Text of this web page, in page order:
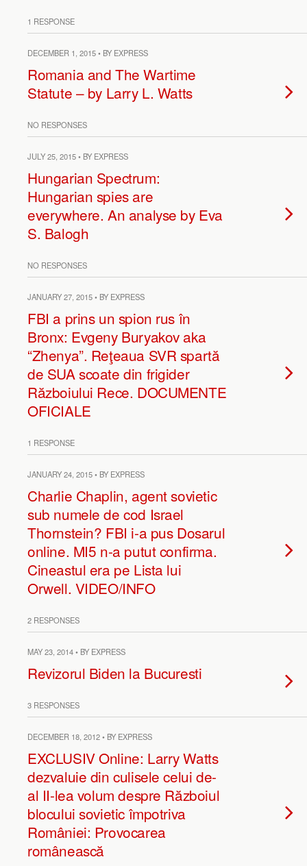
1 RESPONSE
DECEMBER 1, 2015 • BY EXPRESS
Romania and The Wartime
Statute – by Larry L. Watts
NO RESPONSES
JULY 25, 2015 • BY EXPRESS
Hungarian Spectrum:
Hungarian spies are
everywhere. An analyse by Eva
S. Balogh
NO RESPONSES
JANUARY 27, 2015 • BY EXPRESS
FBI a prins un spion rus în
Bronx: Evgeny Buryakov aka
“Zhenya”. Reţeaua SVR spartă
de SUA scoate din frigider
Războiului Rece. DOCUMENTE
OFICIALE
1 RESPONSE
JANUARY 24, 2015 • BY EXPRESS
Charlie Chaplin, agent sovietic
sub numele de cod Israel
Thornstein? FBI i-a pus Dosarul
online. MI5 n-a putut confirma.
Cineastul era pe Lista lui
Orwell. VIDEO/INFO
2 RESPONSES
MAY 23, 2014 • BY EXPRESS
Revizorul Biden la Bucuresti
3 RESPONSES
DECEMBER 18, 2012 • BY EXPRESS
EXCLUSIV Online: Larry Watts
dezvaluie din culisele celui de-
al II-lea volum despre Războiul
blocului sovietic împotriva
României: Provocarea
românească